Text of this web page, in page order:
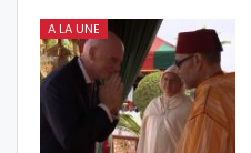
A LA UNE